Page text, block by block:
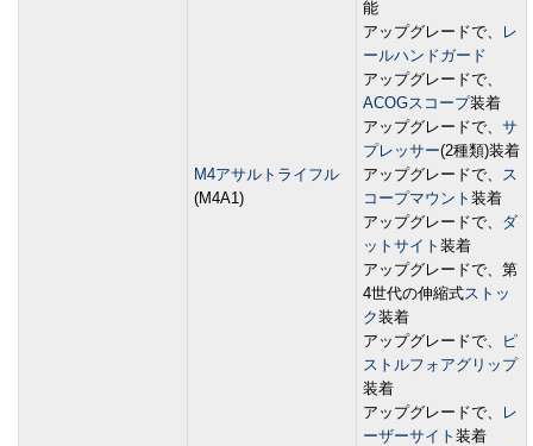
M4アサルトライフル
(M4A1)
能
アップグレードで、
レ
ールハンドガード
アップグレードで、
ACOGスコープ装着
アップグレードで、 サ
プレッサー(2種類)装着
アップグレードで、 ス
コープマウント 装着
アップグレードで、 ダ
ットサイト 装着
アップグレードで、第
4世代の伸縮式ストッ
ク装着
アップグレードで、
ピ
ストルフォアグリップ
装着
アップグレードで、
レ
ーザーサイト 装着